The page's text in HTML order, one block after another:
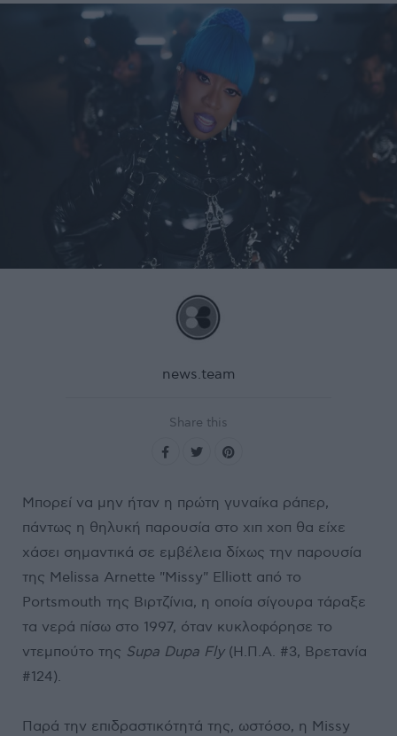
news.team
Share this
Μπορεί να μην ήταν η πρώτη γυναίκα ράπερ,
πάντως η θηλυκή παρουσία στο χιπ χοπ θα είχε
χάσει σημαντικά σε εμβέλεια δίχως την παρουσία
της Melissa Arnette "Missy" Elliott από το
Portsmouth της Βιρτζίνια, η οποία σίγουρα τάραξε
τα νερά πίσω στο 1997, όταν κυκλοφόρησε το
ντεμπούτο της Supa Dupa Fly(Η.Π.Α. #3, Βρετανία
#124).
Παρά την επιδραστικότητά της, ωστόσο, η Missy